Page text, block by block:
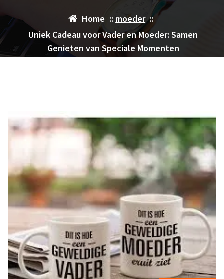
Home :: moeder::
Uniek Cadeau voor Vader en Moeder: Samen
Genieten van Speciale Momenten